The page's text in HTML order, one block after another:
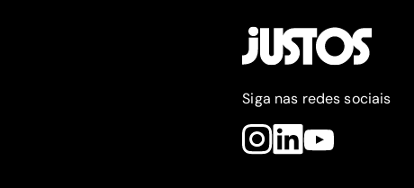
Siga nas redes sociais